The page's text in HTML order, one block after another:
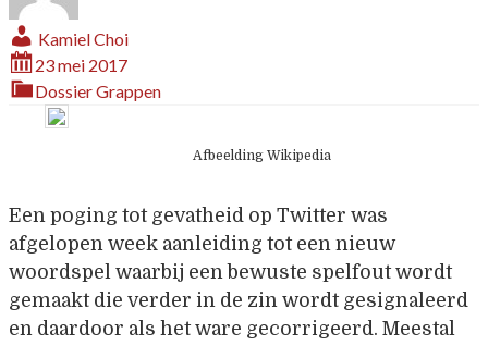
Kamiel Choi
23 mei 2017
DossierGrappen
Afbeelding Wikipedia
Een poging tot gevatheid op Twitter was
afgelopen week aanleiding tot een nieuw
woordspel waarbij een bewuste spelfout wordt
gemaakt die verder in de zin wordt gesignaleerd
en daardoor als het ware gecorrigeerd. Meestal